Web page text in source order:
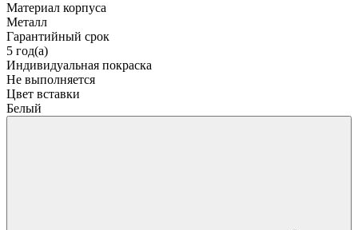
Материал корпуса
Металл
Гарантийный срок
5 год(а)
Индивидуальная покраска
Не выполняется
Цвет вставки
Белый